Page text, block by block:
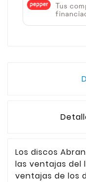
Tus
Los discos
las ventajas del
ventajas de los